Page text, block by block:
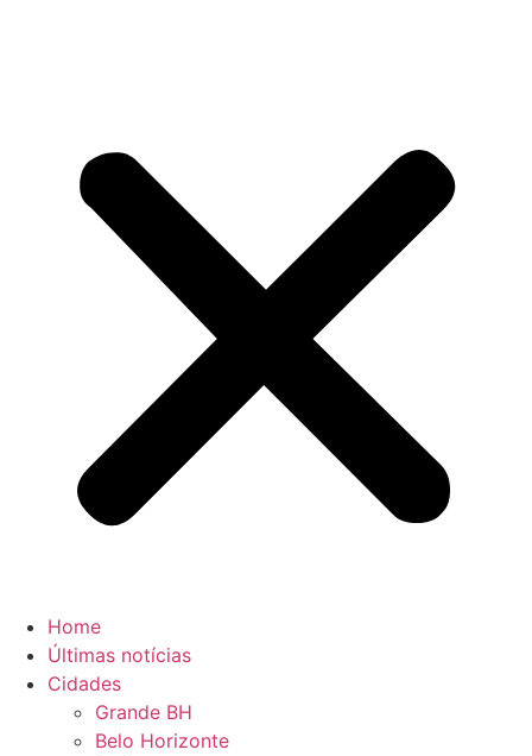
Home
Últimas notícias
Cidades
Grande BH
Belo Horizonte